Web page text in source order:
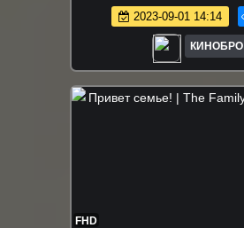
2023-09-01 14:14
КИНОБРО
FHD